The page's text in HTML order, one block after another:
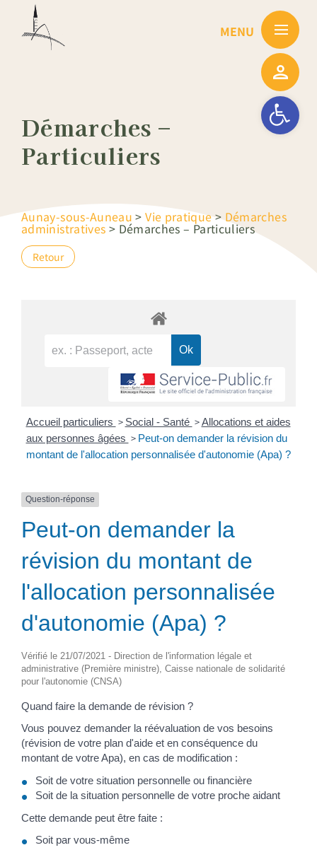
Ouvrir la
Démarches –
Particuliers
Aunay-sous-Auneau >Vie pratique>Démarches
administratives > Démarches – Particuliers
Retour
Accueil particuliers > Social - Santé > Allocations et aides
aux personnes âgées > Peut-on demander la révision du
montant de l'allocation personnalisée d'autonomie (Apa) ?
Question-réponse
Peut-on demander la
révision du montant de
l'allocation personnalisée
d'autonomie (Apa) ?
Vérifié le 21/07/2021 - Direction de l'information légale et
administrative (Première ministre), Caisse nationale de solidarité
pour l'autonomie (CNSA)
Quand faire la demande de révision ?
Vous pouvez demander la réévaluation de vos besoins
(révision de votre plan d'aide et en conséquence du
montant de votre Apa), en cas de modification :
Soit de votre situation personnelle ou financière
Soit de la situation personnelle de votre proche aidant
Cette demande peut être faite :
Soit par vous-même